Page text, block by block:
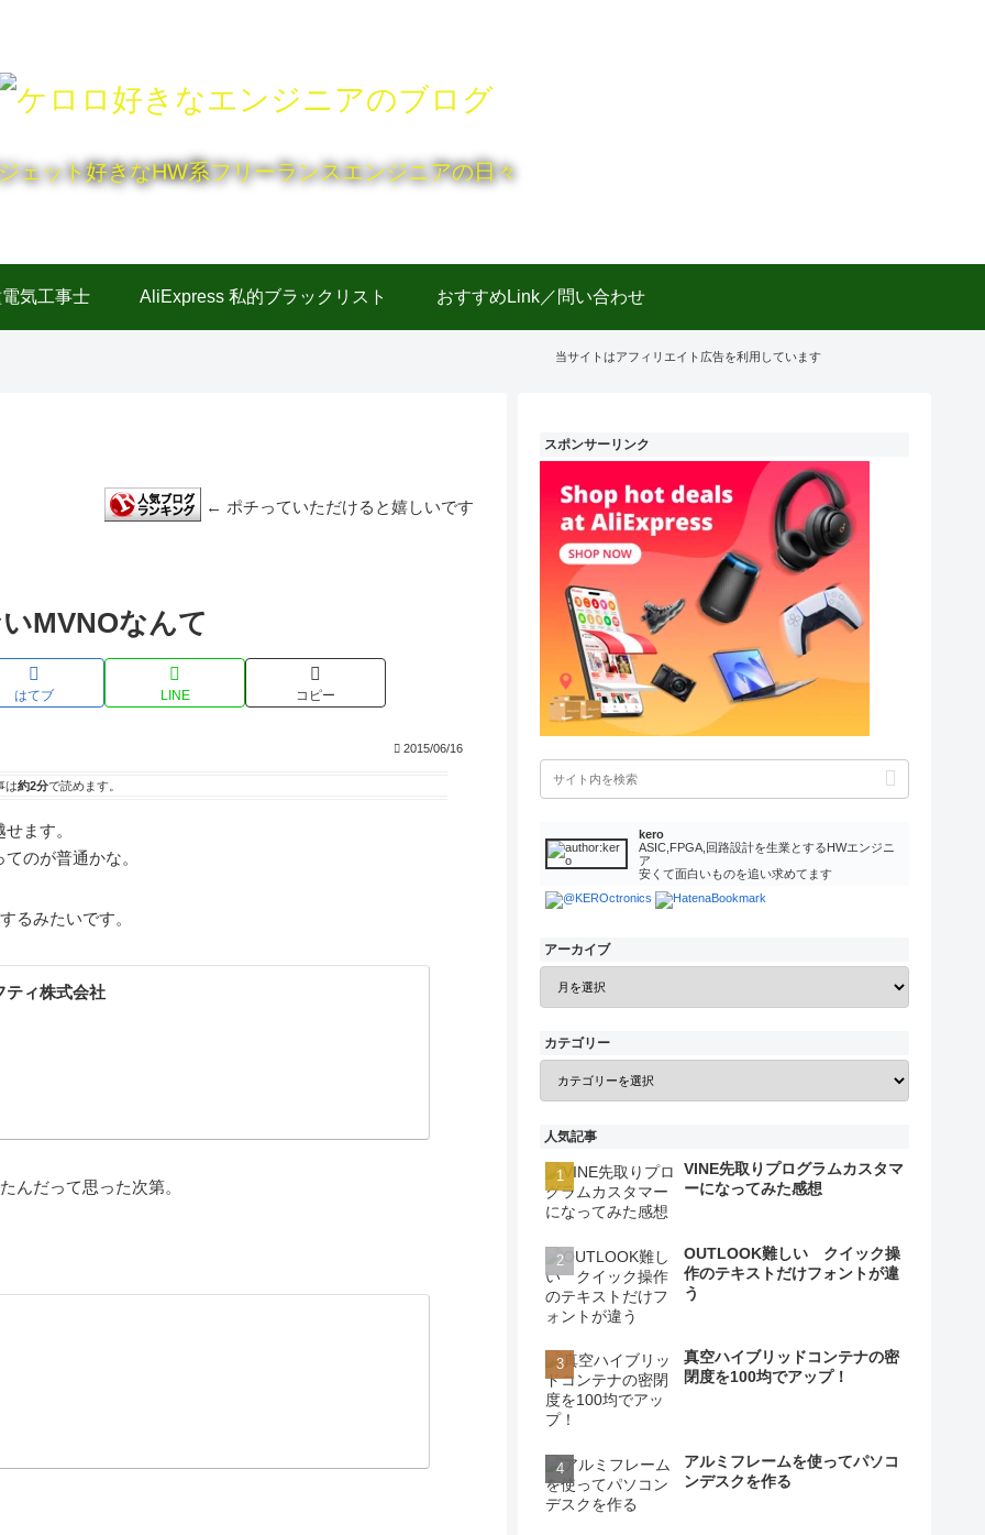
ェット好きなHW系フリーランスエンジニアの日々
気工事士 AliExpress 私的ブラックリスト おすすめLink／問い合わせ
当サイトはアフィリエイト広告を利用しています
← ポチっていただけると嬉しいです
MVNOなんて
はてブ LINE コピー
2015/06/16
は約2分で読めます。
ます。
のが普通かな。
るみたいです。
ティ株式会社
んだって思った次第。
スポンサーリンク
kero
ASIC,FPGA,回路設計を生業とするHWエンジニ
ア
安くて面白いものを追い求めてます
アーカイブ
カテゴリー
人気記事
VINE先取りプログラムカスタマ
ーになってみた感想
OUTLOOK難しい クイック操
作のテキストだけフォントが違
う
真空ハイブリッドコンテナの密
閉度を100均でアップ！
アルミフレームを使ってパソコ
ンデスクを作る